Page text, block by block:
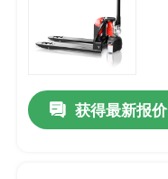
获得最新报价